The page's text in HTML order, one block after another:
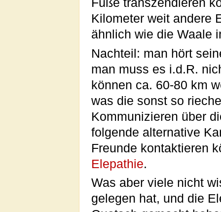
Füße transzendieren
Kilometer weit andere
ähnlich wie die Waale
Nachteil: man hört
man muss es i.d.R.
können ca. 60-80 km
was die sonst so
Kommunizieren über
folgende alternative
Freunde kontaktieren
Elepathie.
Was aber viele nicht
gelegen hat, und die